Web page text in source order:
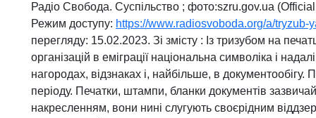
Радіо Свобода. Суспільство ; фото:szru.gov.ua
Режим доступу: https://www.radiosvoboda.org/a/
перегляду: 15.02.2023. Зі змісту : Із тризубом на
організацій в еміграції національна символіка і
нагородах, відзнаках і, найбільше, в
періоду. Печатки, штампи, бланки документів
накресленням, вони нині слугують своєрідним